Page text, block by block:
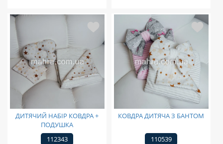
ДИТЯЧИЙ НАБІР КОВДРА +
ПОДУШКА
112343
КОВДРА ДИТЯЧА З БАНТОМ
110539